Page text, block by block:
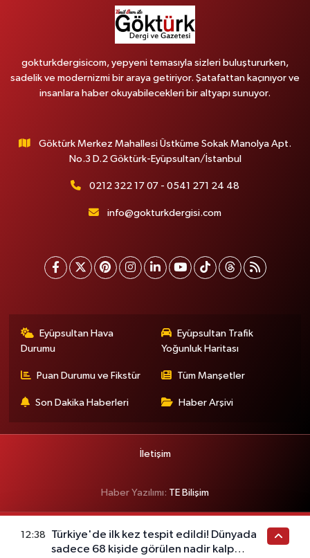
gokturkdergisicom, yepyeni temasıyla sizleri buluştururken,
sadelik ve modernizmi bir araya getiriyor. Şatafattan kaçınıyor ve
insanlara haber okuyabilecekleri bir altyapı sunuyor.
Göktürk Merkez Mahallesi Üstküme Sokak Manolya Apt.
No.3 D.2 Göktürk-Eyüpsultan/İstanbul
0212 322 17 07 - 0541 271 24 48
info@gokturkdergisi.com
Eyüpsultan Hava
Durumu
Eyüpsultan Trafik
Yoğunluk Haritası
Puan Durumu ve Fikstür Tüm Manşetler
Son Dakika Haberleri Haber Arşivi
İletişim
Haber Yazılımı: TE Bilişim
12:38
Türkiye'de ilk kez tespit edildi! Dünyada
sadece 68 kişide görülen nadir kalp